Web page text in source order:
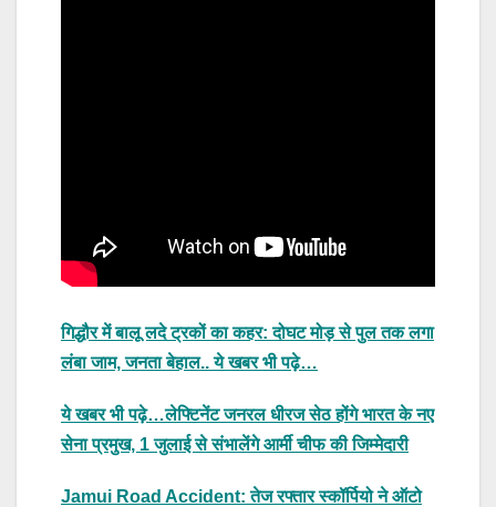
गिद्धौर में बालू लदे ट्रकों का कहर: दोघट मोड़ से पुल तक लगा
लंबा जाम, जनता बेहाल.. ये खबर भी पढ़े…
ये खबर भी पढ़े…लेफ्टिनेंट जनरल धीरज सेठ होंगे भारत के नए
सेना प्रमुख, 1 जुलाई से संभालेंगे आर्मी चीफ की जिम्मेदारी
Jamui Road Accident: तेज रफ्तार स्कॉर्पियो ने ऑटो